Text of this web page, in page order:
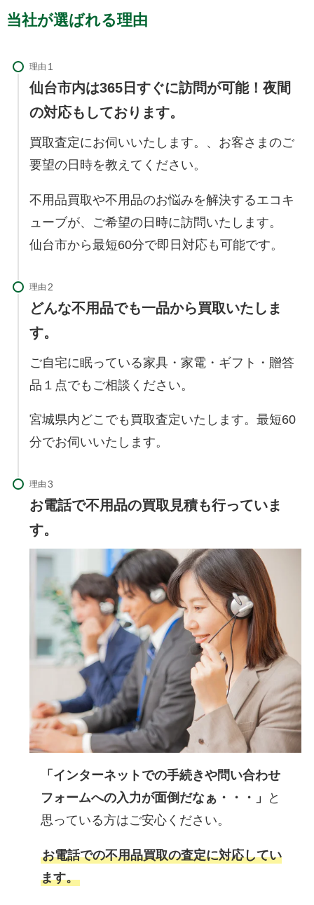
当社が選ばれる理由
理由
仙台市内は365日すぐに訪問が可能！夜間
の対応もしております。
買取査定にお伺いいたします。、お客さまのご
要望の日時を教えてください。
不用品買取や不用品のお悩みを解決するエコキ
ューブが、ご希望の日時に訪問いたします。
仙台市から最短60分で即日対応も可能です。
理由
どんな不用品でも一品から買取いたしま
す。
ご自宅に眠っている家具・家電・ギフト・贈答
品１点でもご相談ください。
宮城県内どこでも買取査定いたします。最短60
分でお伺いいたします。
理由
お電話で不用品の買取見積も行っていま
す。
「インターネットでの手続きや問い合わせ
フォームへの入力が面倒だなぁ・・・」
と
思っている方はご安心ください。
お電話での不用品買取の査定に対応してい
ます。